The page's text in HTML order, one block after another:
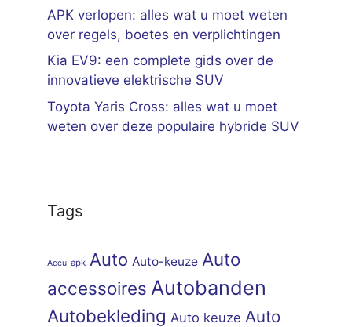
APK verlopen: alles wat u moet weten
over regels, boetes en verplichtingen
Kia EV9: een complete gids over de
innovatieve elektrische SUV
Toyota Yaris Cross: alles wat u moet
weten over deze populaire hybride SUV
Tags
Accu apk Auto Auto-keuze Auto
accessoires Autobanden
Autobekleding Auto keuze Auto